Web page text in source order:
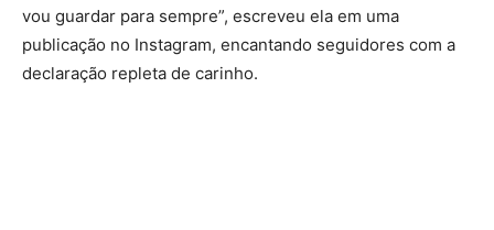
vou guardar para sempre”, escreveu ela em uma
publicação no Instagram, encantando seguidores com a
declaração repleta de carinho.